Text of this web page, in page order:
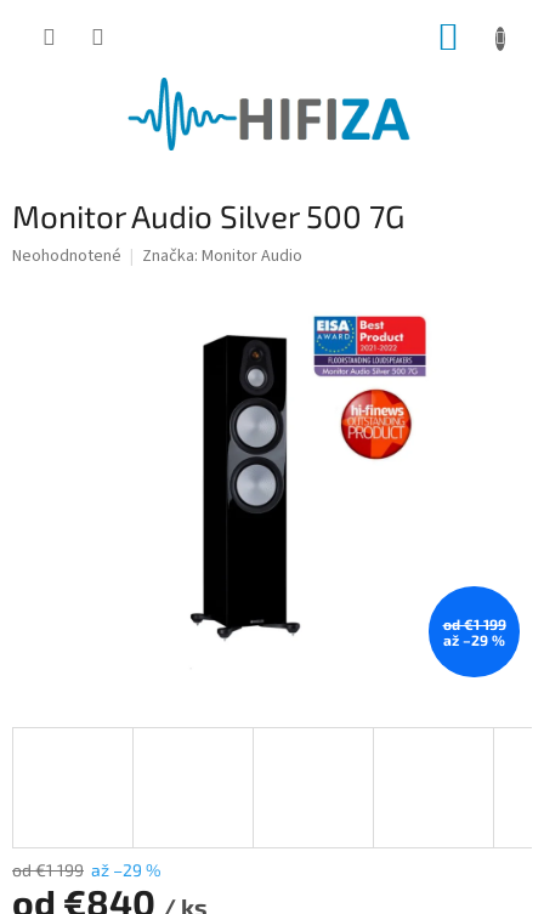
Monitor Audio Silver 500 7G
Priemerné
Neohodnotené Značka: Monitor Audio
od €1 199
až –29 %
od €1 199 až –29 %
od €840 / ks